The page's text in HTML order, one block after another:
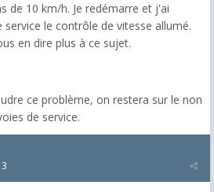
de 10 km/h. Je redémarre et j'ai
le contrôle de vitesse allumé.
en dire plus à ce sujet.
ce problème, on restera sur le non
de service.